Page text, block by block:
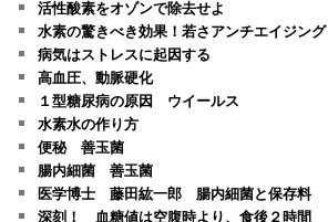
活性酸素をオゾンで除去せよ
水素の驚きべき効果！若さアンチエイジング
病気はストレスに起因する
高血圧、動脈硬化
１型糖尿病の原因 ウイールス
水素水の作り方
便秘 善玉菌
腸内細菌 善玉菌
医学博士 藤田紘一郎 腸内細菌と保存料
深刻！ 血糖値は空腹時より、食後２時間